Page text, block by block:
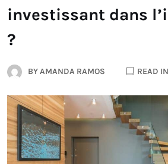
investissant dans
?
BYAMANDA RAMOS READ